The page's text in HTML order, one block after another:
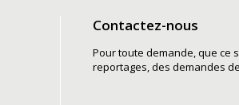
Contactez-nous
Pour toute demande, que ce
reportages, des demandes